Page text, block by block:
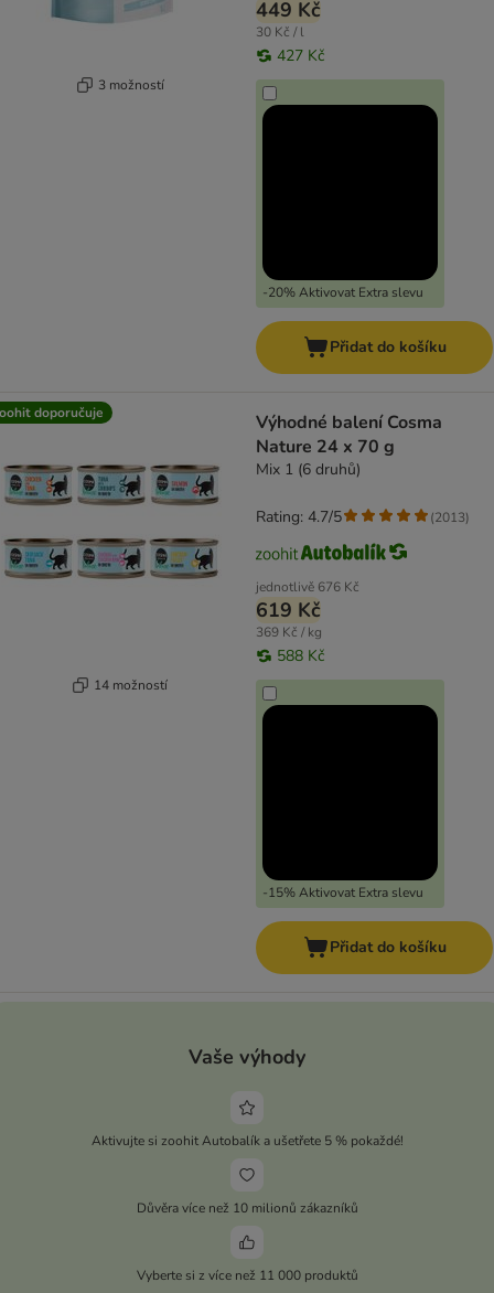
3 možností
449 Kč
30 Kč / l
427 Kč
-20% Aktivovat Extra slevu
Přidat do košíku
doporučuje
14 možností
Výhodné balení Cosma
Nature 24 x 70 g
Mix 1 (6 druhů)
jednotlivě 676 Kč
619 Kč
369 Kč / kg
588 Kč
-15% Aktivovat Extra slevu
Rating: 4.7/5 (2013)
Přidat do košíku
Vaše výhody
Aktivujte si zoohit Autobalík a ušetřete 5 % pokaždé!
Důvěra více než 10 milionů zákazníků
Vyberte si z více než 11 000 produktů